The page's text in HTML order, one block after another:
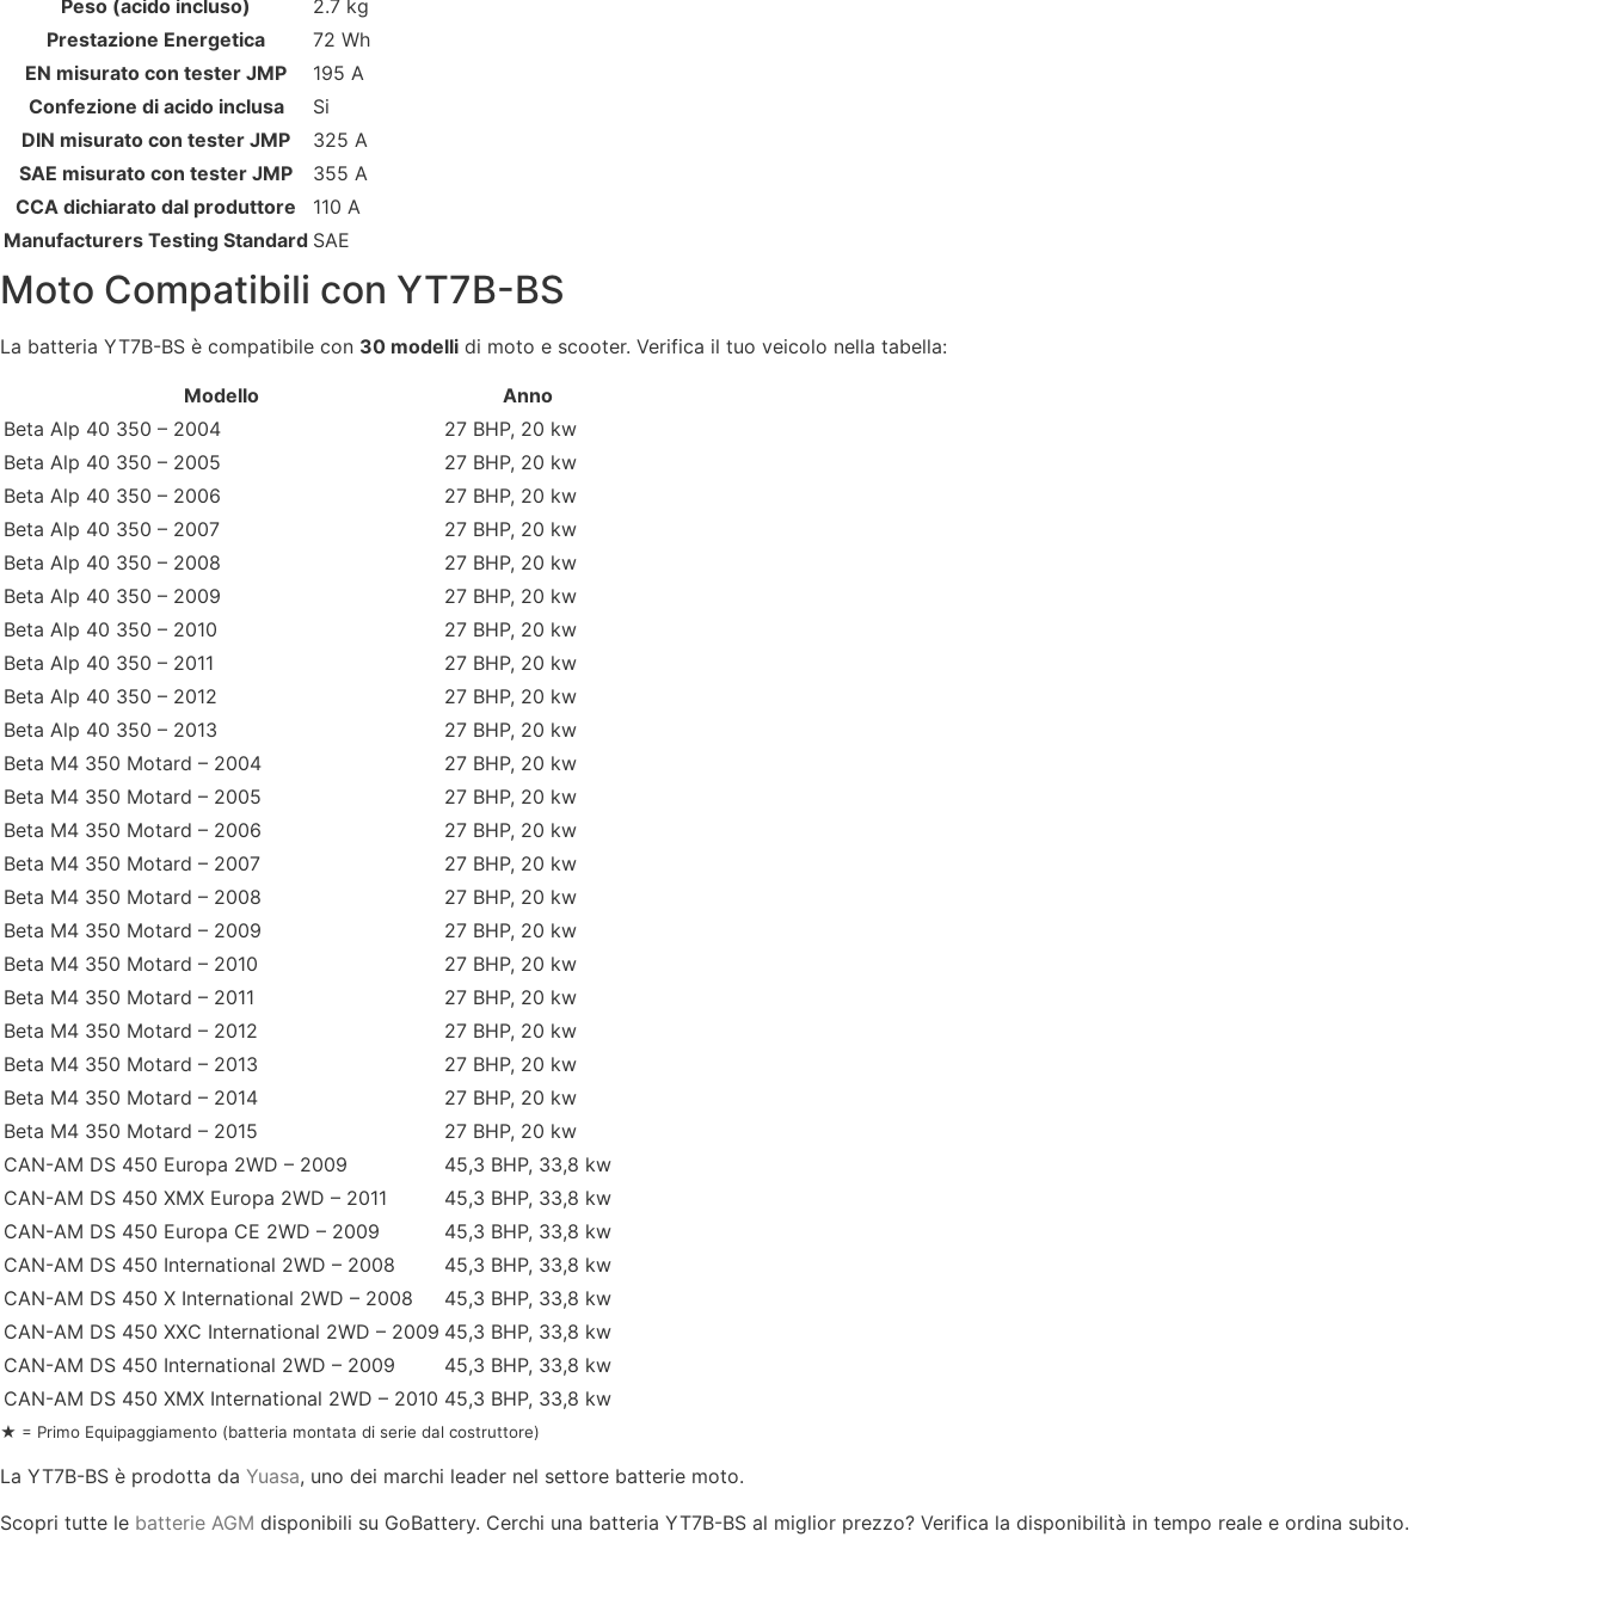
Peso (acido incluso)
2.7 kg
Prestazione Energetica
72 Wh
EN misurato con tester JMP
195 A
Confezione di acido inclusa
Si
DIN misurato con tester JMP
325 A
SAE misurato con tester JMP
355 A
CCA dichiarato dal produttore
110 A
Manufacturers Testing Standard SAE
Moto Compatibili con YT7B-BS
La batteria YT7B-BS è compatibile con 30 modelli di moto e scooter. Verifica il tuo veicolo nella tabella:
Modello
Anno
Beta Alp 40 350 – 2004
27 BHP, 20 kw
Beta Alp 40 350 – 2005
27 BHP, 20 kw
Beta Alp 40 350 – 2006
27 BHP, 20 kw
Beta Alp 40 350 – 2007
27 BHP, 20 kw
Beta Alp 40 350 – 2008
27 BHP, 20 kw
Beta Alp 40 350 – 2009
27 BHP, 20 kw
Beta Alp 40 350 – 2010
27 BHP, 20 kw
Beta Alp 40 350 – 2011
27 BHP, 20 kw
Beta Alp 40 350 – 2012
27 BHP, 20 kw
Beta Alp 40 350 – 2013
27 BHP, 20 kw
Beta M4 350 Motard – 2004
27 BHP, 20 kw
Beta M4 350 Motard – 2005
27 BHP, 20 kw
Beta M4 350 Motard – 2006
27 BHP, 20 kw
Beta M4 350 Motard – 2007
27 BHP, 20 kw
Beta M4 350 Motard – 2008
27 BHP, 20 kw
Beta M4 350 Motard – 2009
27 BHP, 20 kw
Beta M4 350 Motard – 2010
27 BHP, 20 kw
Beta M4 350 Motard – 2011
27 BHP, 20 kw
Beta M4 350 Motard – 2012
27 BHP, 20 kw
Beta M4 350 Motard – 2013
27 BHP, 20 kw
Beta M4 350 Motard – 2014
27 BHP, 20 kw
Beta M4 350 Motard – 2015
27 BHP, 20 kw
CAN-AM DS 450 Europa 2WD – 2009
45,3 BHP, 33,8 kw
CAN-AM DS 450 XMX Europa 2WD – 2011
45,3 BHP, 33,8 kw
CAN-AM DS 450 Europa CE 2WD – 2009
45,3 BHP, 33,8 kw
CAN-AM DS 450 International 2WD – 2008
45,3 BHP, 33,8 kw
CAN-AM DS 450 X International 2WD – 2008
45,3 BHP, 33,8 kw
CAN-AM DS 450 XXC International 2WD – 2009 45,3 BHP, 33,8 kw
CAN-AM DS 450 International 2WD – 2009
45,3 BHP, 33,8 kw
CAN-AM DS 450 XMX International 2WD – 2010 45,3 BHP, 33,8 kw
★ = Primo Equipaggiamento (batteria montata di serie dal costruttore)
La YT7B-BS è prodotta da Yuasa, uno dei marchi leader nel settore batterie moto.
Scopri tutte le batterie AGM disponibili su GoBattery. Cerchi una batteria YT7B-BS al miglior prezzo? Verifica la disponibilità in tempo reale e ordina subito.